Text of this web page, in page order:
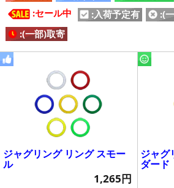
:セール中
:入荷予定有
:(
:(一部)取寄
ジャグリング リング スモー
ル
1,265円
ジャグ
ダード